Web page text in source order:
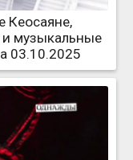
Кеосаяне,
музыкальные
03.10.2025